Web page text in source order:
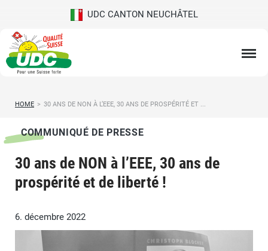
UDC CANTON NEUCHÂTEL
HOME > 30 ANS DE NON À L’EEE, 30 ANS DE PROSPÉRITÉ ET ...
COMMUNIQUÉ DE PRESSE
30 ans de NON à l’EEE, 30 ans de
prospérité et de liberté !
6. décembre 2022